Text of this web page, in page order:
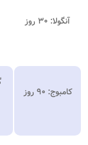
آنگولا: ۳۰ روز
کامبوج: ۹۰ روز